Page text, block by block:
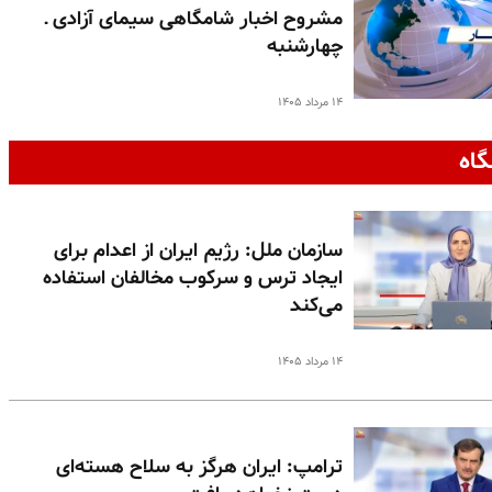
مشروح اخبار شامگاهی سیمای آزادی ـ
چهارشنبه
۱۴ مرداد ۱۴۰۵
سازمان ملل: رژیم ایران از اعدام برای
ایجاد ترس و سرکوب مخالفان استفاده
می‌کند
۱۴ مرداد ۱۴۰۵
ترامپ: ایران هرگز به سلاح هسته‌ای